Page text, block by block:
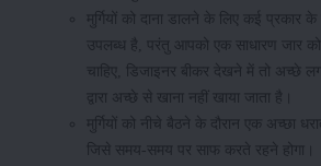
मुर्गियों को दाना डालने के लिए कई प्रकार के
उपलब्ध है, परंतु आपको एक साधारण जार को
चाहिए, डिजाइनर बीकर देखने में तो अच्छे
द्वारा अच्छे से खाना नहीं खाया जाता है।
मुर्गियों को नीचे बैठने के दौरान एक अच्छा
जिसे समय-समय पर साफ करते रहने होगा।